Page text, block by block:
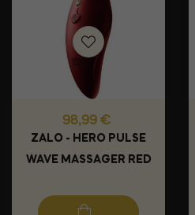
Prix
98,99 €
ZALO - HERO PULSE
WAVE MASSAGER RED